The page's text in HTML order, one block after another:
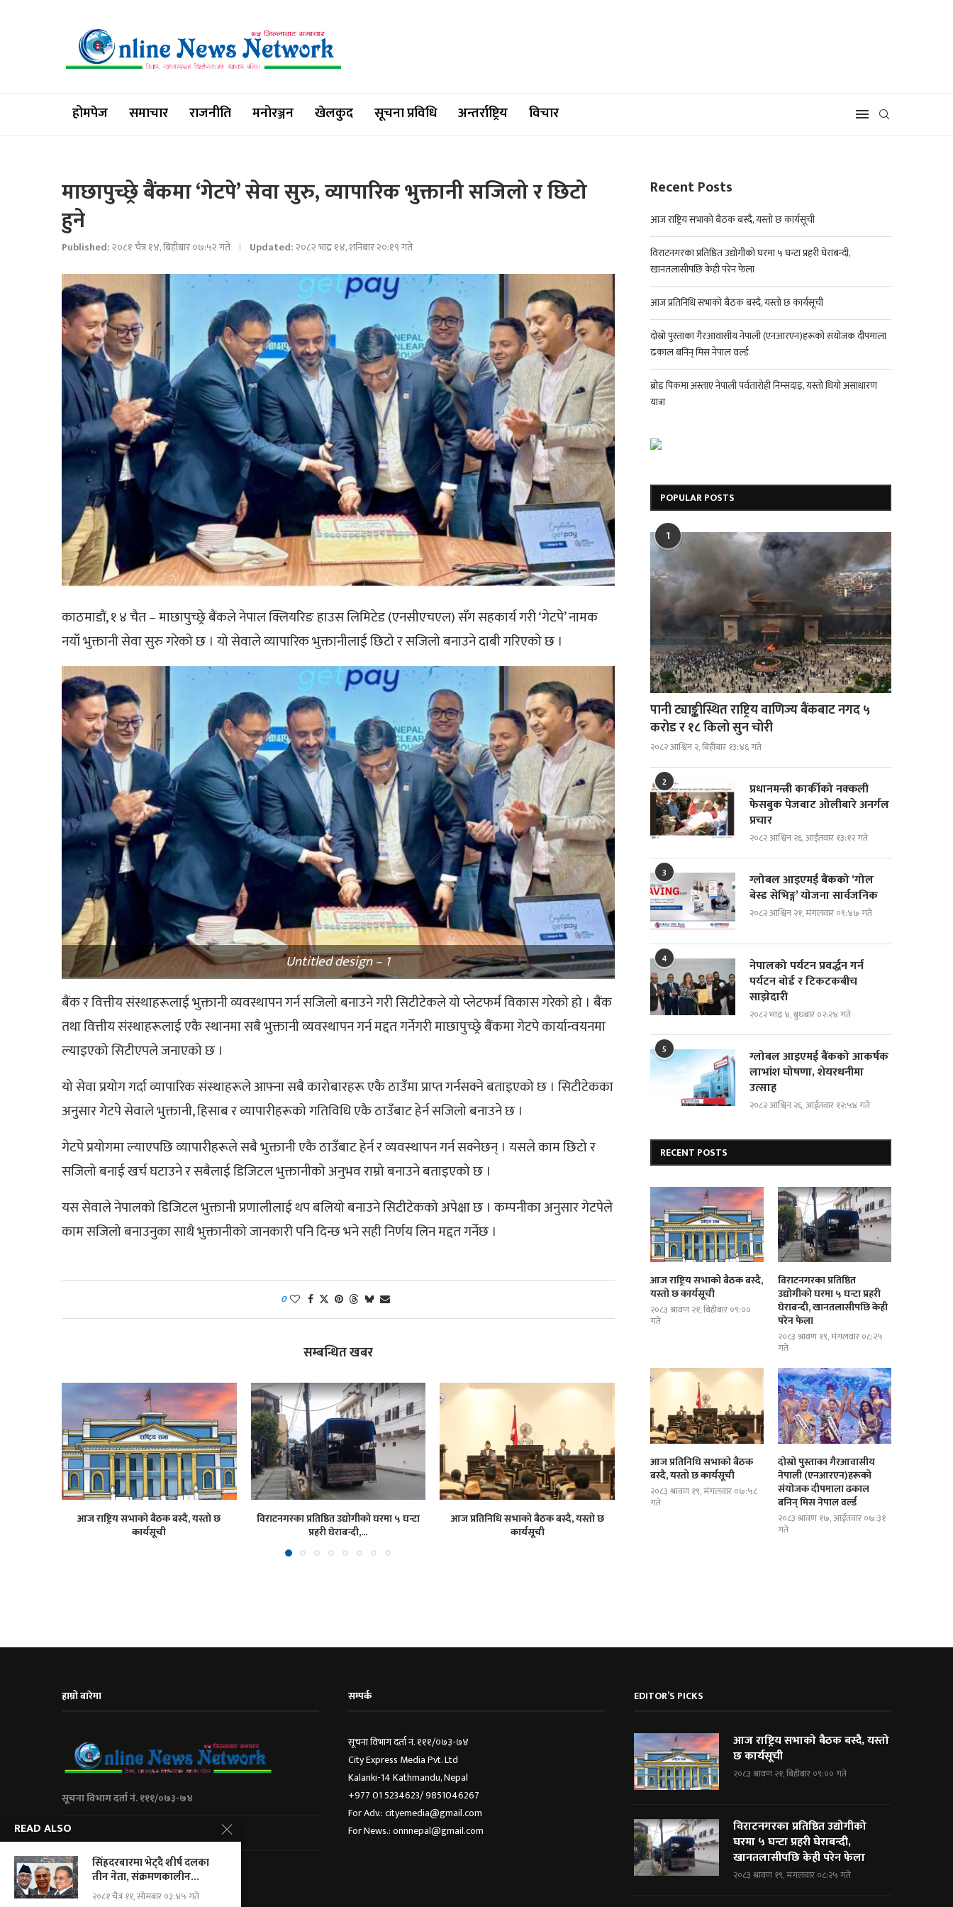
होमपेज समाचार राजनीति मनोरञ्जन खेलकुद सूचना प्रविधि अन्तर्राष्ट्रिय विचार
माछापुच्छ्रे बैंकमा ‘गेटपे’ सेवा सुरु, व्यापारिक भुक्तानी सजिलो र छिटो
हुने
Published:२०८१ चैत्र १४, बिहीबार ०७:५२ गते Updated:२०८२ भाद्र १४, शनिबार २०:१९ गते
काठमाडौं, १ ४ चैत – माछापुच्छ्रे बैंकले नेपाल क्लियरिङ हाउस लिमिटेड (एनसीएचएल) सँग‍ सहकार्य गरी ‘गेटपे’ नामक
नयाँ भुक्तानी सेवा सुरु गरेको छ । यो सेवाले व्यापारिक भुक्तानीलाई छिटो र सजिलो बनाउने दाबी गरिएको छ ।
Untitled design – 1
बैंक र वित्तीय संस्थाहरूलाई भुक्तानी व्यवस्थापन गर्न सजिलो बनाउने गरी सिटीटेकले यो प्लेटफर्म विकास गरेको हो । बैंक
तथा वित्तीय संस्थाहरूलाई एकै स्थानमा सबै भुक्तानी व्यवस्थापन गर्न मद्दत गर्नेगरी माछापुच्छ्रे बैंक​मा गेटपे कार्यान्वयनमा
ल्याइएको सिटीएपले जनाएको छ ।
यो सेवा प्रयोग गर्दा व्यापारिक संस्थाहरूले आफ्ना सबै कारोबारहरू एकै ठाउँमा प्राप्त गर्नसक्ने बताइएको छ । ​सिटीटेकका
अनुसार गेटपे सेवाले भुक्तानी, हिसाब र व्यापारीहरूको गतिविधि एकै ठाउँबाट हेर्न सजिलो बनाउने छ ।
गेटपे प्रयोगमा ल्याएपछि व्यापारीहरूले सबै भुक्तानी एकै ठाउँबाट हेर्न र व्यवस्थापन गर्न सक्नेछन् । यसले काम छिटो र
सजिलो बनाई खर्च घटाउने र सबैलाई डिजिटल भुक्तानीको अनुभव राम्रो बनाउने बताइएको छ ।
यस सेवाले नेपालको डिजिटल भुक्तानी प्रणालीलाई थप बलियो बनाउने सिटीटेकको अपेक्षा छ । कम्पनीका अनुसार गेटपेले
काम सजिलो बनाउनुका साथै भुक्तानीको जानकारी पनि दिन्छ भने सही निर्णय लिन मद्दत गर्नेछ ।
0
सम्बन्धित खबर
आज राष्ट्रिय सभाको बैठक बस्दै, यस्तो छ
कार्यसूची
विराटनगरका प्रतिष्ठित उद्योगीको घरमा ५ घन्टा
प्रहरी घेराबन्दी,...
आज प्रतिनिधि सभाको बैठक बस्दै, यस्तो छ
कार्यसूची
(एनआरएन)हरूको संयोजक दीपमाला ढकाल...
ब्रोड पिकमा अस्ताए नेपाली
Recent Posts
आज राष्ट्रिय सभाको बैठक बस्दै, यस्तो छ कार्यसूची
विराटनगरका प्रतिष्ठित उद्योगीको घरमा ५ घन्टा प्रहरी घेराबन्दी,
खानतलासीपछि केही परेन फेला
आज प्रतिनिधि सभाको बैठक बस्दै, यस्तो छ कार्यसूची
दोस्रो पुस्ताका गैरआवासीय नेपाली (एनआरएन)हरूको संयोजक दीपमाला
ढकाल बनिन् मिस नेपाल वर्ल्ड
ब्रोड पिकमा अस्ताए नेपाली पर्वतारोही निम्सदाइ, यस्तो थियो असाधारण
यात्रा
POPULAR POSTS
1
पानी ट्याङ्कीस्थित राष्ट्रिय वाणिज्य बैंकबाट नगद ५
करोड र १८ किलो सुन चोरी
२०८२ आश्विन २, बिहीबार १३:४६ गते
2
प्रधानमन्त्री कार्कीको नक्कली
फेसबुक पेजबाट ओलीबारे अनर्गल
प्रचार
२०८२ आश्विन २६, आईतवार १३:१२ गते
3
ग्लोबल आइएमई बैंकको ‘गोल
बेस्ड सेभिङ्ग’ योजना सार्वजनिक
२०८२ आश्विन २१, मंगलवार ०९:४७ गते
4
नेपालको पर्यटन प्रवर्द्धन गर्न
पर्यटन बोर्ड र टिकटकबीच
साझेदारी
२०८२ भाद्र ४, बुधबार ०२:२४ गते
5
ग्लोबल आइएमई बैंकको आकर्षक
लाभांश घोषणा, शेयरधनीमा
उत्साह
२०८२ आश्विन २६, आईतवार १२:५४ गते
RECENT POSTS
आज राष्ट्रिय सभाको बैठक बस्दै,
यस्तो छ कार्यसूची
२०८३ श्रावण २१, बिहीबार ०९:००
गते
विराटनगरका प्रतिष्ठित
उद्योगीको घरमा ५ घन्टा प्रहरी
घेराबन्दी, खानतलासीपछि केही
परेन फेला
२०८३ श्रावण १९, मंगलवार ०८:२५
गते
आज प्रतिनिधि सभाको बैठक
बस्दै, यस्तो छ कार्यसूची
२०८३ श्रावण १९, मंगलवार ०७:५८
गते
दोस्रो पुस्ताका गैरआवासीय
नेपाली (एनआरएन)हरूको
संयोजक दीपमाला ढकाल
बनिन् मिस नेपाल वर्ल्ड
२०८३ श्रावण १७, आईतवार ०७:३१
गते
हाम्रो बारेमा
सूचना विभाग दर्ता नं. १११/०७३-७४
City Express Media Pvt. Ltd
Kalanki-14 Kathmandu, Nepal
+977 01 5234623/ 9851046267
For Adv.: cityemedia@gmail.com
सम्पर्क
सूचना विभाग दर्ता नं. १११/०७३-७४
City Express Media Pvt. Ltd
Kalanki-14 Kathmandu, Nepal
+977 01 5234623/ 9851046267
For Adv.: cityemedia@gmail.com
For News.: onnnepal@gmail.com
EDITOR’S PICKS
आज राष्ट्रिय सभाको बैठक बस्दै, यस्तो
छ कार्यसूची
२०८३ श्रावण २१, बिहीबार ०९:०० गते
विराटनगरका प्रतिष्ठित उद्योगीको
घरमा ५ घन्टा प्रहरी घेराबन्दी,
खानतलासीपछि केही परेन फेला
२०८३ श्रावण १९, मंगलवार ०८:२५ गते
READ ALSO
सिंहदरबारमा भेट्दै शीर्ष दलका
तीन नेता, संक्रमणकालीन...
२०८१ चैत्र ११, सोमबार ०३:४५ गते